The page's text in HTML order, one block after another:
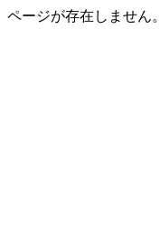
ページが存在しません。